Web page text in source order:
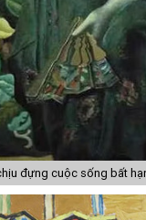
đựng cuộc sống bất